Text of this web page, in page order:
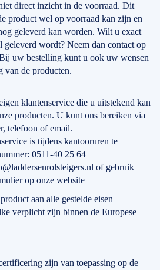
direct inzicht in de voorraad. Dit
product wel op voorraad kan zijn en
geleverd kan worden. Wilt u exact
geleverd wordt? Neem dan contact op
uw bestelling kunt u ook uw wensen
van de producten.
klantenservice die u uitstekend kan
producten. U kunt ons bereiken via
telefoon of email.
is tijdens kantooruren te
0511-40 25 64
of gebruik
op onze website
aan alle gestelde eisen
verplicht zijn binnen de Europese
zijn van toepassing op de